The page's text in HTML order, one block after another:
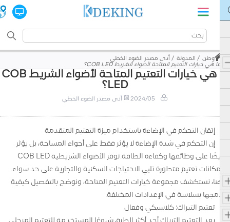
وطن المدونة
أدى مصدر الضوء الخطي
ما هي خيارات التعتيم المتاحة لأضواء الشريط COB LED؟
ما هي خيارات التعتيم المتاحة لأضواء الشريط COB
LED؟
2024/05 أدى مصدر الضوء الخطي
إتقان التحكم في الإضاءة باستخدام ميزة التعتيم المتقدمة
إن التحكم في شدة الإضاءة لا يؤثر فقط على أجواء المساحة، بل يؤثر
أيضًا على وظائفها وكفاءة الطاقة.توفر الأضواء الشريطية COB LED
إمكانات تعتيم متطورة تلبي الاحتياجات السكنية والتجارية على حد سواء.
هنا، نستكشف مجموعة خيارات التعتيم المتاحة، ونوضح بالتفصيل كيفية
دمجها بسلاسة في الإعدادات المختلفة.
تعتيم التيراك: كلاسيكي وفعال